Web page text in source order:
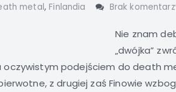
metal, Finlandia Brak
Nie znam
„dwójka”
oczywistym podejściem do death
z drugiej zaś Finowie